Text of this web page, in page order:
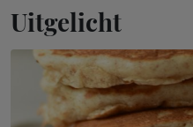
Uitgelicht